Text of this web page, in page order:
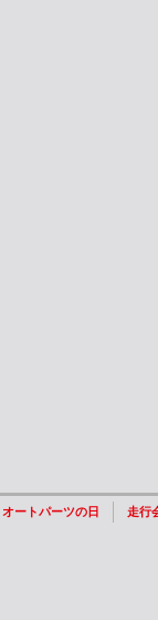
オートパーツの日 走行